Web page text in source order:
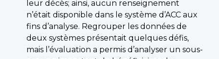
leur décès; ainsi, aucun renseignement
n’était disponible dans le système d’ACC aux
fins d’analyse. Regrouper les données de
deux systèmes présentait quelques défis,
mais l’évaluation a permis d’analyser un sous-